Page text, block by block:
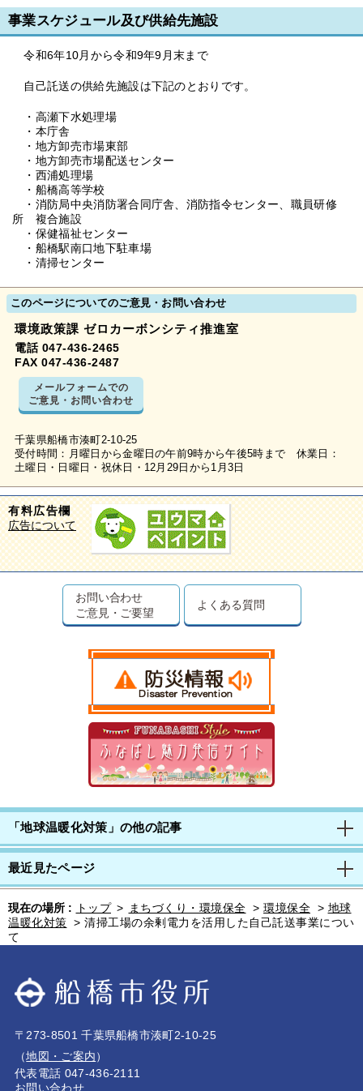
事業スケジュール及び供給先施設
令和6年10月から令和9年9月末まで
自己託送の供給先施設は下記のとおりです。
・高瀬下水処理場
・本庁舎
・地方卸売市場東部
・地方卸売市場配送センター
・西浦処理場
・船橋高等学校
・消防局中央消防署合同庁舎、消防指令センター、職員研修
所 複合施設
・保健福祉センター
・船橋駅南口地下駐車場
・清掃センター
このページについてのご意見・お問い合わせ
環境政策課 ゼロカーボンシティ推進室
電話 047-436-2465
FAX 047-436-2487
メールフォームでの
ご意見・お問い合わせ
千葉県船橋市湊町2-10-25
受付時間：月曜日から金曜日の午前9時から午後5時まで 休業日：
土曜日・日曜日・祝休日・12月29日から1月3日
有料広告欄
広告について
お問い合わせ
ご意見・ご要望
よくある質問
「地球温暖化対策」の他の記事
最近見たページ
現在の場所 : トップ > まちづくり・環境保全 > 環境保全 > 地球
温暖化対策 > 清掃工場の余剰電力を活用した自己託送事業につい
て
〒273-8501 千葉県船橋市湊町2-10-25
（地図・ご案内）
代表電話 047-436-2111
お問い合わせ